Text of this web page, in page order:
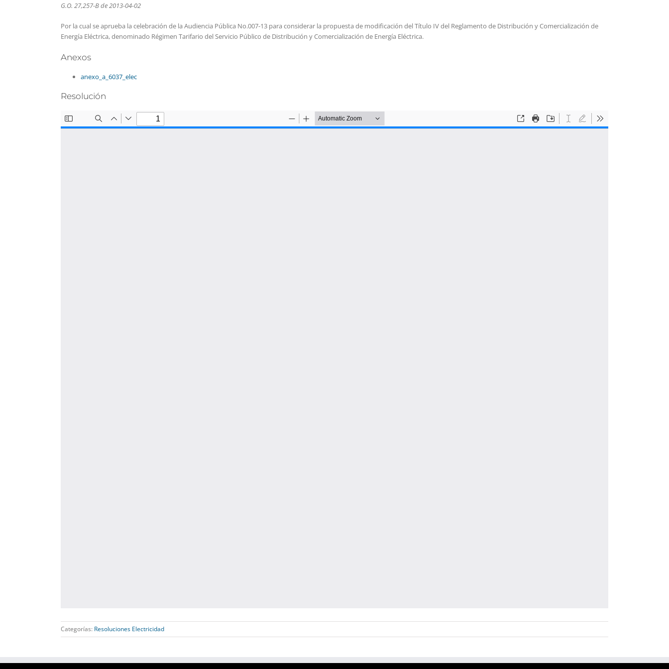
G.O. 27,257-B de 2013-04-02
Por la cual se aprueba la celebración de la Audiencia Pública No.007-13 para considerar la propuesta de modificación del Título IV del Reglamento de Distribución y Comercialización de
Energía Eléctrica, denominado Régimen Tarifario del Servicio Público de Distribución y Comercialización de Energía Eléctrica.
Anexos
anexo_a_6037_elec
Resolución
Categorías: Resoluciones Electricidad